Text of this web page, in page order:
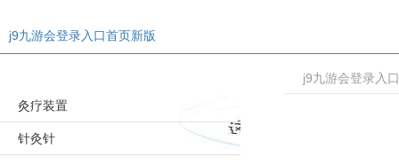
j9九游会登录入口首页新版
灸疗装置
针灸针
j9九游会登录入